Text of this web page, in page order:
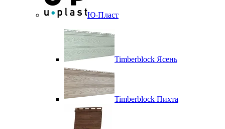
Ю-Пласт
Timberblock Ясень
Timberblock Пихта